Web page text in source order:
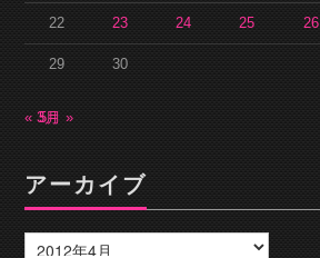
22 23 24 25 26
29 30
« 3月5月 »
アーカイブ
ー